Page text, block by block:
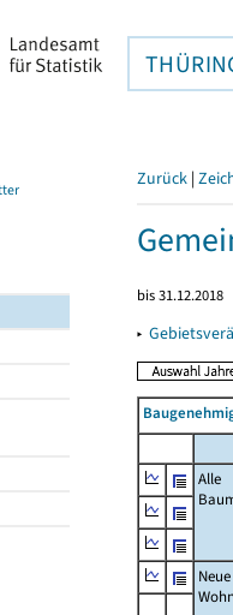
Zurück |
bis 31.12.2018
▸
Alle
Neue